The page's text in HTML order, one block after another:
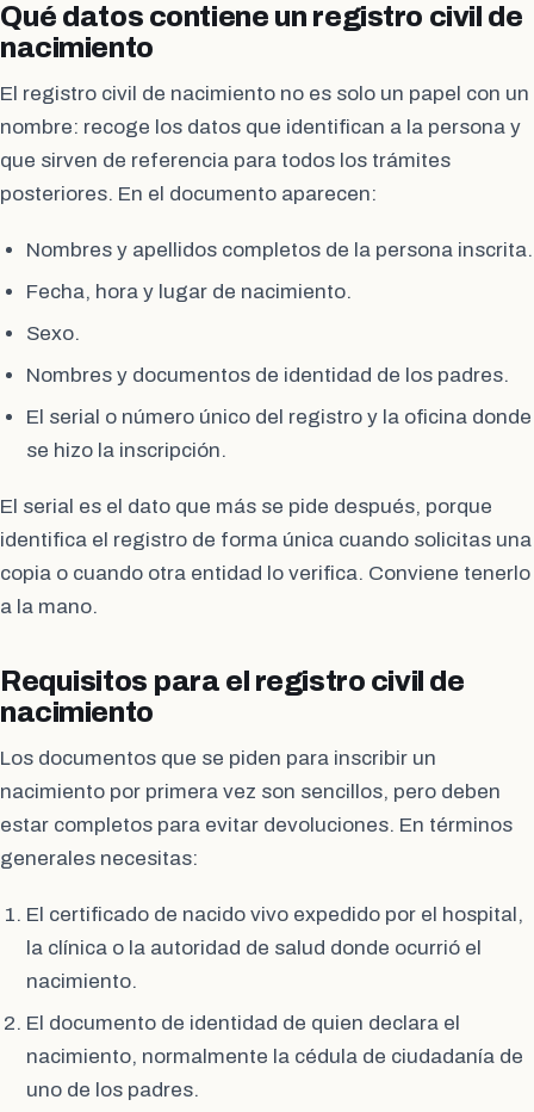
Qué datos contiene un registro civil de
nacimiento
El registro civil de nacimiento no es solo un papel con un
nombre: recoge los datos que identifican a la persona y
que sirven de referencia para todos los trámites
posteriores. En el documento aparecen:
Nombres y apellidos completos de la persona inscrita.
Fecha, hora y lugar de nacimiento.
Sexo.
Nombres y documentos de identidad de los padres.
El serial o número único del registro y la oficina donde
se hizo la inscripción.
El serial es el dato que más se pide después, porque
identifica el registro de forma única cuando solicitas una
copia o cuando otra entidad lo verifica. Conviene tenerlo
a la mano.
Requisitos para el registro civil de
nacimiento
Los documentos que se piden para inscribir un
nacimiento por primera vez son sencillos, pero deben
estar completos para evitar devoluciones. En términos
generales necesitas:
El certificado de nacido vivo expedido por el hospital,
la clínica o la autoridad de salud donde ocurrió el
nacimiento.
El documento de identidad de quien declara el
nacimiento, normalmente la cédula de ciudadanía de
uno de los padres.